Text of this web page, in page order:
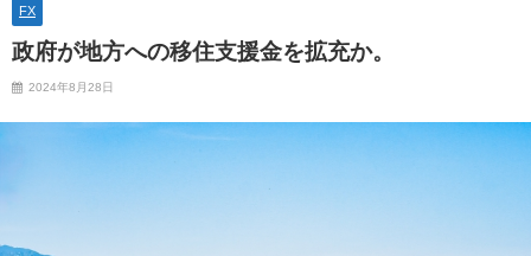
FX
政府が地方への移住支援金を拡充か。
2024年8月28日